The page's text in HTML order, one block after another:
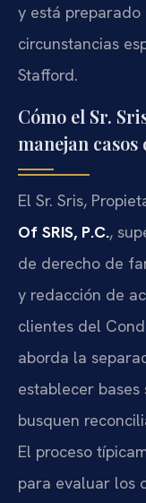
y está
circunstancias
Stafford.
Cómo el Sr.
manejan
El Sr. Sris,
Of SRIS, P.C.,
de derecho de
y redacción de
clientes del
aborda la
establecer
busquen
El proceso
para evaluar los